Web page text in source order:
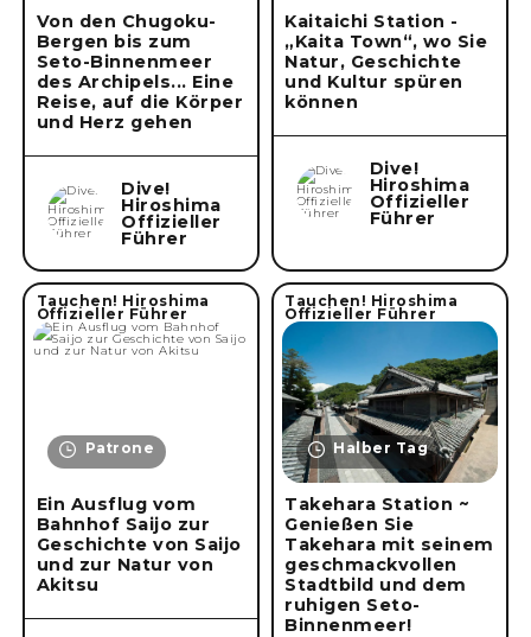
Von den Chugoku-
Bergen bis zum
Seto-Binnenmeer
des Archipels... Eine
Reise, auf die Körper
und Herz gehen
Dive!
Hiroshima
Offizieller
Führer
Kaitaichi Station -
„Kaita Town“, wo Sie
Natur, Geschichte
und Kultur spüren
können
Dive!
Hiroshima
Offizieller
Führer
Tauchen! Hiroshima
Offizieller Führer
Patrone
Ein Ausflug vom
Bahnhof Saijo zur
Geschichte von Saijo
und zur Natur von
Akitsu
Tauchen! Hiroshima
Offizieller Führer
Halber Tag
Takehara Station ~
Genießen Sie
Takehara mit seinem
geschmackvollen
Stadtbild und dem
ruhigen Seto-
Binnenmeer!